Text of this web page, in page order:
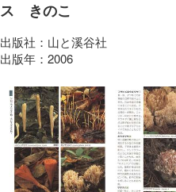
ス きのこ
出版社：山と溪谷社
出版年：2006